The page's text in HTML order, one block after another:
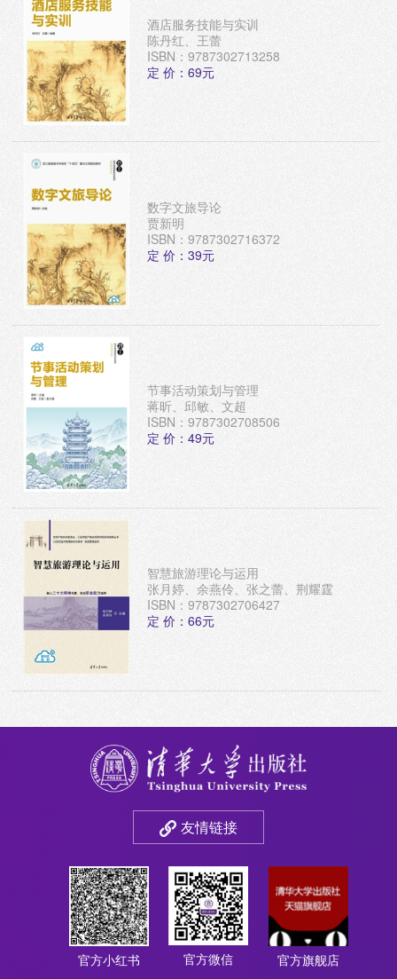
酒店服务技能与实训
陈丹红、王蕾
ISBN：9787302713258
定 价：69元
数字文旅导论
贾新明
ISBN：9787302716372
定 价：39元
节事活动策划与管理
蒋昕、邱敏、文超
ISBN：9787302708506
定 价：49元
智慧旅游理论与运用
张月婷、余燕伶、张之蕾、荆耀霆
ISBN：9787302706427
定 价：66元
友情链接
官方小红书 官方微信 官方旗舰店